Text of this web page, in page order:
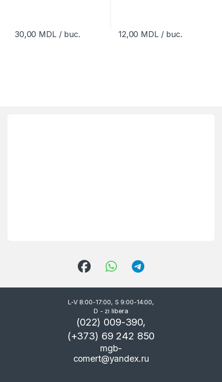
30,00 MDL/ buc. 12,00 MDL/ buc.
L-V 8:00-17:00, S 9:00-14:00,
D - zi libera
(022) 009-390,
(+373) 69 242 850
mgb-
comert@yandex.ru